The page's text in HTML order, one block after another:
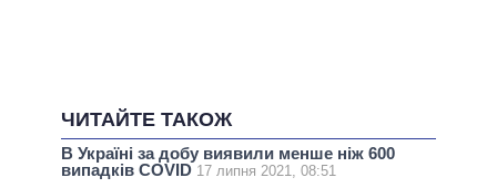
ЧИТАЙТЕ ТАКОЖ
В Україні за добу виявили менше ніж 600
випадків COVID 17 липня 2021, 08:51